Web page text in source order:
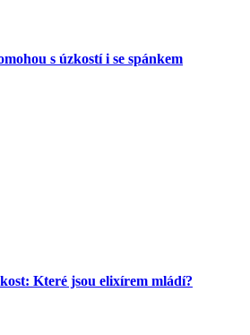
s úzkostí i se spánkem
Které jsou elixírem mládí?